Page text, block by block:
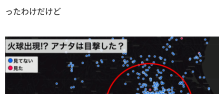
ったわけだけど